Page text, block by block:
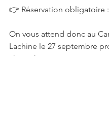
👉 Réservation obligatoire :
On vous attend donc au
Lachine le 27 septembre
8h à 17h30!